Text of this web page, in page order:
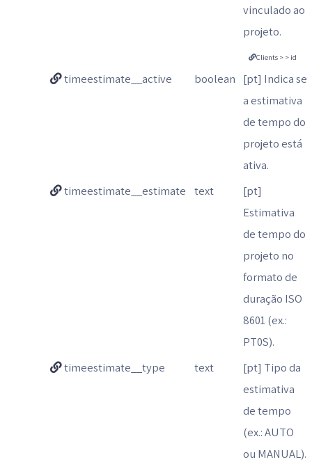
vinculado ao
projeto.
Clients > > id
timeestimate__active boolean [pt] Indica se
a estimativa
de tempo do
projeto está
ativa.
timeestimate__estimate text
[pt]
Estimativa
de tempo do
projeto no
formato de
duração ISO
8601 (ex.:
PT0S).
timeestimate__type
text
[pt] Tipo da
estimativa
de tempo
(ex.: AUTO
ou MANUAL).